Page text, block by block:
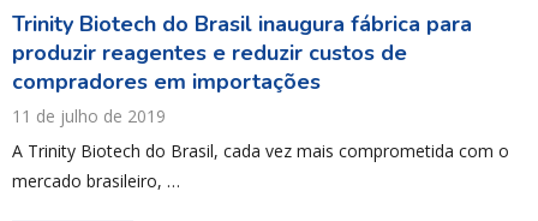
Trinity Biotech do Brasil inaugura fábrica para
produzir reagentes e reduzir custos de
compradores em importações
11 de julho de 2019
A Trinity Biotech do Brasil, cada vez mais comprometida com o
mercado brasileiro, …